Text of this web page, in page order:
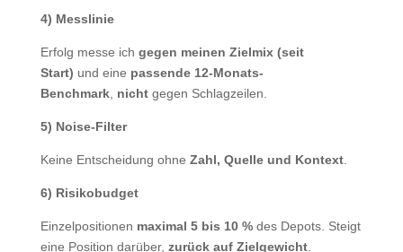
4) Messlinie
Erfolg messe ich gegen meinen Zielmix (seit
Start) und eine passende 12-Monats-
Benchmark, nichtgegen Schlagzeilen.
5) Noise-Filter
Keine Entscheidung ohne Zahl, Quelle und Kontext.
6) Risikobudget
Einzelpositionen maximal 5 bis 10 %des Depots. Steigt
eine Position darüber, zurück auf Zielgewicht.